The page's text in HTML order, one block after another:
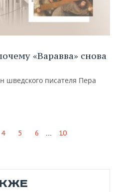
«Варавва» снова
шведского писателя Пера
4 5 6 10